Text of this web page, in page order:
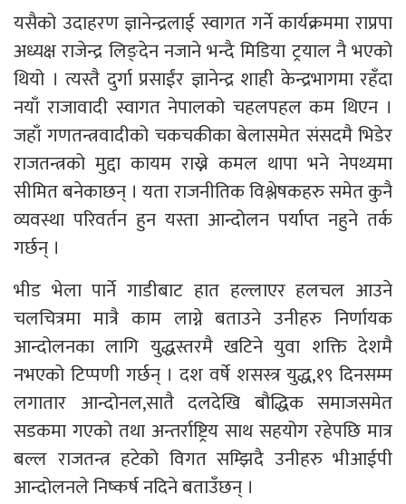
यसैको उदाहरण ज्ञानेन्द्रलाई स्वागत गर्ने कार्यक्रममा राप्रपा
अध्यक्ष राजेन्द्र लिङ्देन नजाने भन्दै मिडिया ट्रयाल नै भएको
थियो । त्यस्तै दुर्गा प्रसाईंर ज्ञानेन्द्र शाही केन्द्रभागमा रहँदा
नयाँ राजावादी स्वागत नेपालको चहलपहल कम थिएन ।
जहाँ गणतन्त्रवादीको चकचकीका बेलासमेत संसदमै भिडेर
राजतन्त्रको मुद्दा कायम राख्ने कमल थापा भने नेपथ्यमा
सीमित बनेकाछन् । यता राजनीतिक विश्लेषकहरु समेत कुनै
व्यवस्था परिवर्तन हुन यस्ता आन्दोलन पर्याप्त नहुने तर्क
गर्छन् ।
भीड भेला पार्ने गाडीबाट हात हल्लाएर हलचल आउने
चलचित्रमा मात्रै काम लाग्ने बताउने उनीहरु निर्णायक
आन्दोलनका लागि युद्धस्तरमै खटिने युवा शक्ति देशमै
नभएको टिप्पणी गर्छन् । दश वर्षे शसस्त्र युद्ध,१९ दिनसम्म
लगातार आन्दोनल,सातै दलदेखि बौद्धिक समाजसमेत
सडकमा गएको तथा अन्तर्राष्ट्रिय साथ सहयोग रहेपछि मात्र
बल्ल राजतन्त्र हटेको विगत सम्झिदै उनीहरु भीआईपी
आन्दोलनले निष्कर्ष नदिने बताउँछन् ।